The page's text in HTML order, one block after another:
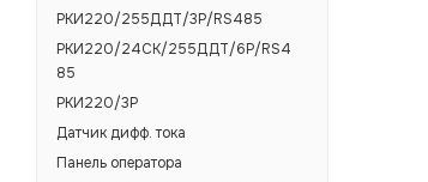
РКИ220/255ДДТ/3Р/RS485
РКИ220/24СК/255ДДТ/6Р/RS4
85
РКИ220/3Р
Датчик дифф. тока
Панель оператора